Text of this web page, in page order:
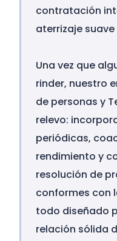
contratación
aterrizaje suave
Una vez que
rinder, nuestro
de personas y
relevo:
periódicas,
rendimiento y
resolución de
conformes con
todo diseñado
relación sólida